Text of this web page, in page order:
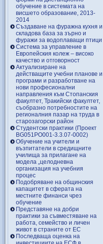
обучение в системата на
висшето образование, 2013-
2014
Създаване на фуражна кухня и
складова база за зърно и
фуражи за водоплаващи птици
Система за управление в
Европейския колеж – високо
качество и отговорност
Актуализиране на
действащите учебни планове и
програми и разработване на
нови професионални
направления към Стопанския
факултет, Тракийски факултет,
съобразно потребностите на
регионалния пазар на труда в
старозагорски район
Студентски практики (Проект
BG051PO001-3.3.07-0002)
Обучение на учители и
възпитатели в средищните
училища за прилагане на
модела „целодневна
организация на учебния
процес
Подобряване на общинския
капацитет в сферата на
местните финанси чрез
обучение
Представяне на добри
практики за съвместяване на
работа, семейство и личен
живот в страните от ЕС
Последваща оценка на